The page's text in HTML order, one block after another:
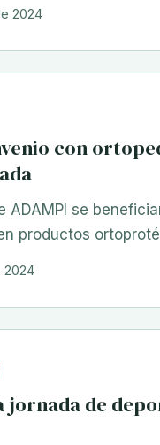
2024
con
ADAMPI se
productos
2024
jornada de